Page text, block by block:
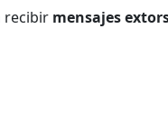
recibir mensajes